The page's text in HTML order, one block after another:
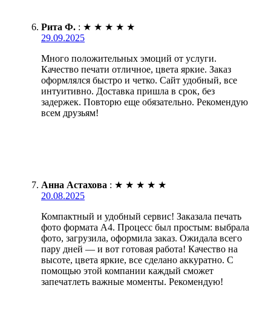
Рита Ф. : ★ ★ ★ ★ ★
29.09.2025
Много положительных эмоций от услуги.
Качество печати отличное, цвета яркие. Заказ
оформлялся быстро и четко. Сайт удобный, все
интуитивно. Доставка пришла в срок, без
задержек. Повторю еще обязательно. Рекомендую
всем друзьям!
Анна Астахова : ★ ★ ★ ★ ★
20.08.2025
Компактный и удобный сервис! Заказала печать
фото формата А4. Процесс был простым: выбрала
фото, загрузила, оформила заказ. Ожидала всего
пару дней — и вот готовая работа! Качество на
высоте, цвета яркие, все сделано аккуратно. С
помощью этой компании каждый сможет
запечатлеть важные моменты. Рекомендую!